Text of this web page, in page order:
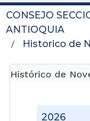
CONSEJO
ANTIOQUIA
Historico de
Histórico de
2026